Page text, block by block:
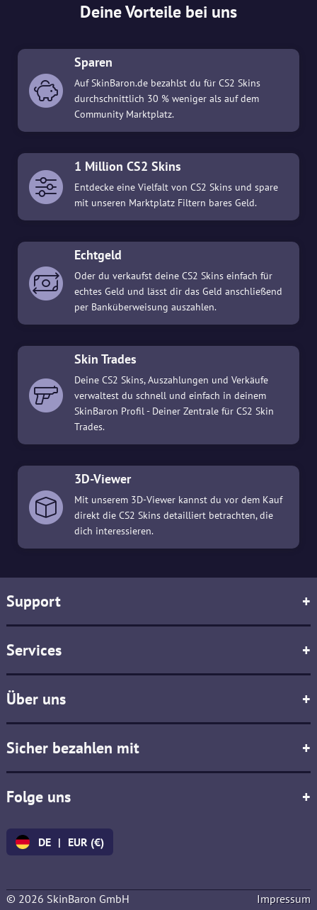
Deine Vorteile bei uns
Sparen
Auf SkinBaron.de bezahlst du für CS2 Skins
durchschnittlich 30 % weniger als auf dem
Community Marktplatz.
1 Million CS2 Skins
Entdecke eine Vielfalt von CS2 Skins und spare
mit unseren Marktplatz Filtern bares Geld.
Echtgeld
Oder du verkaufst deine CS2 Skins einfach für
echtes Geld und lässt dir das Geld anschließend
per Banküberweisung auszahlen.
Skin Trades
Deine CS2 Skins, Auszahlungen und Verkäufe
verwaltest du schnell und einfach in deinem
SkinBaron Profil - Deiner Zentrale für CS2 Skin
Trades.
3D-Viewer
Mit unserem 3D-Viewer kannst du vor dem Kauf
direkt die CS2 Skins detailliert betrachten, die
dich interessieren.
Support +
Services +
Über uns +
Sicher bezahlen mit +
Folge uns +
DE | EUR (€)
© 2026 SkinBaron GmbH Impressum